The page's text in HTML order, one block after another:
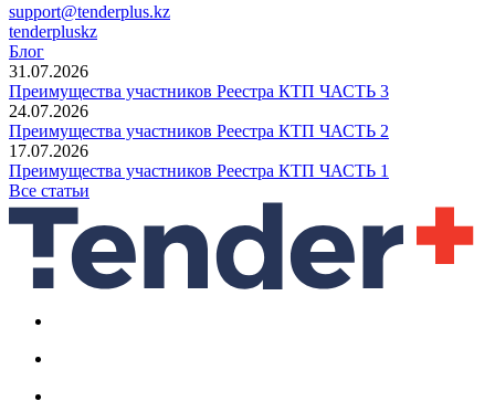
support@tenderplus.kz
tenderpluskz
Блог
31.07.2026
Преимущества участников Реестра КТП ЧАСТЬ 3
24.07.2026
Преимущества участников Реестра КТП ЧАСТЬ 2
17.07.2026
Преимущества участников Реестра КТП ЧАСТЬ 1
Все статьи